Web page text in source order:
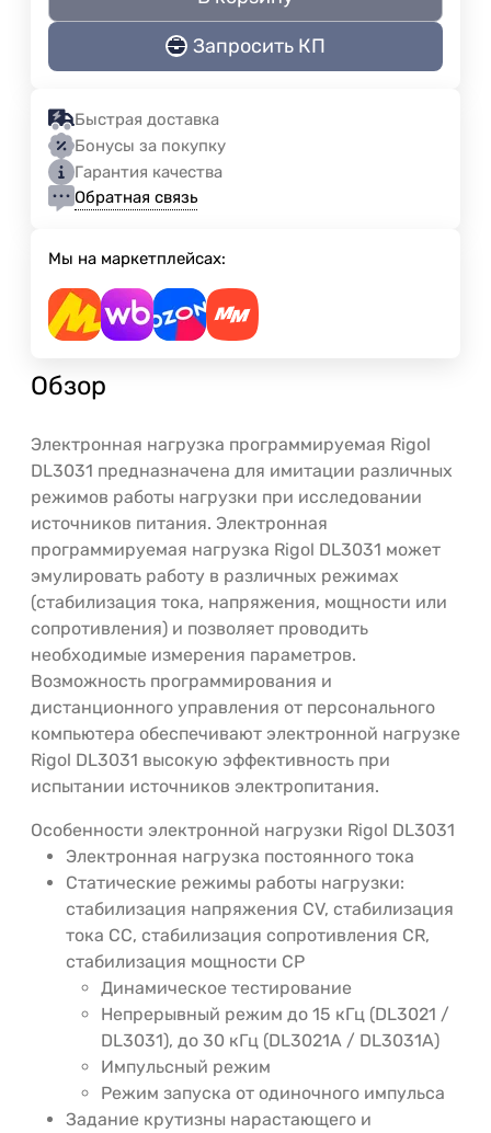
Запросить КП
Быстрая доставка
Бонусы за покупку
Гарантия качества
Обратная связь
Мы на маркетплейсах:
Обзор
Электронная нагрузка программируемая Rigol
DL3031 предназначена для имитации различных
режимов работы нагрузки при исследовании
источников питания. Электронная
программируемая нагрузка Rigol DL3031 может
эмулировать работу в различных режимах
(стабилизация тока, напряжения, мощности или
сопротивления) и позволяет проводить
необходимые измерения параметров.
Возможность программирования и
дистанционного управления от персонального
компьютера обеспечивают электронной нагрузке
Rigol DL3031 высокую эффективность при
испытании источников электропитания.
Особенности электронной нагрузки Rigol DL3031
Электронная нагрузка постоянного тока
Статические режимы работы нагрузки:
стабилизация напряжения CV, стабилизация
тока CC, стабилизация сопротивления CR,
стабилизация мощности CP
Динамическое тестирование
Непрерывный режим до 15 кГц (DL3021 /
DL3031), до 30 кГц (DL3021A / DL3031A)
Импульсный режим
Режим запуска от одиночного импульса
Задание крутизны нарастающего и